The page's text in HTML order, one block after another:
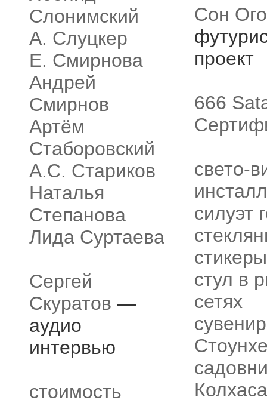
Слонимский
А. Слуцкер
Е. Смирнова
Андрей
Смирнов
Артём
Стаборовский
А.С. Стариков
Наталья
Степанова
Лида Суртаева
Сергей
Скуратов —
аудио
интервью
стоимость
Сон
проект
666
свето-
силуэт
стикеры
стул в
сетях
Колхаса